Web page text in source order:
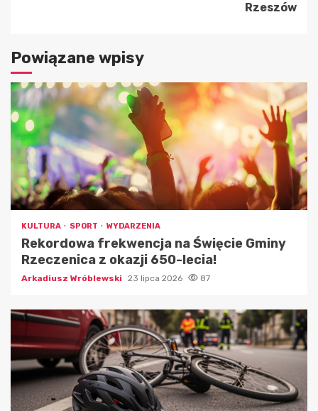
Rzeszów
Powiązane wpisy
KULTURA SPORT WYDARZENIA
Rekordowa frekwencja na Święcie Gminy
Rzeczenica z okazji 650-lecia!
Arkadiusz Wróblewski 23 lipca 2026 87